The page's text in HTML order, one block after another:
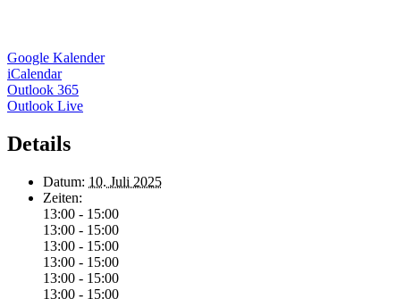
Google Kalender
iCalendar
Outlook 365
Outlook Live
Details
Datum: 10. Juli 2025
Zeiten:
13:00 - 15:00
13:00 - 15:00
13:00 - 15:00
13:00 - 15:00
13:00 - 15:00
13:00 - 15:00